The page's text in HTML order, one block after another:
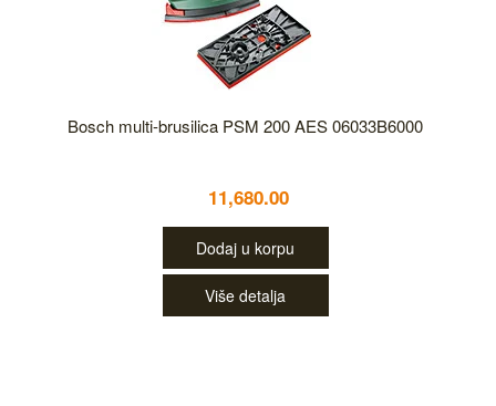
Bosch multi-brusilica PSM 200 AES 06033B6000
11,680.00
Dodaj u korpu
Više detalja